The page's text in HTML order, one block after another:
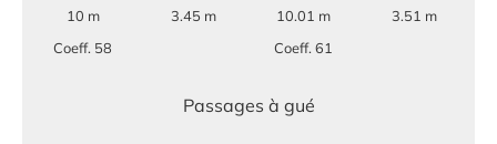
10 m
Coeff. 58
3.45 m
10.01 m
Coeff. 61
3.51 m
Passages à gué